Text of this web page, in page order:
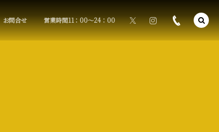
お問合せ 営業時間11：00〜24：00